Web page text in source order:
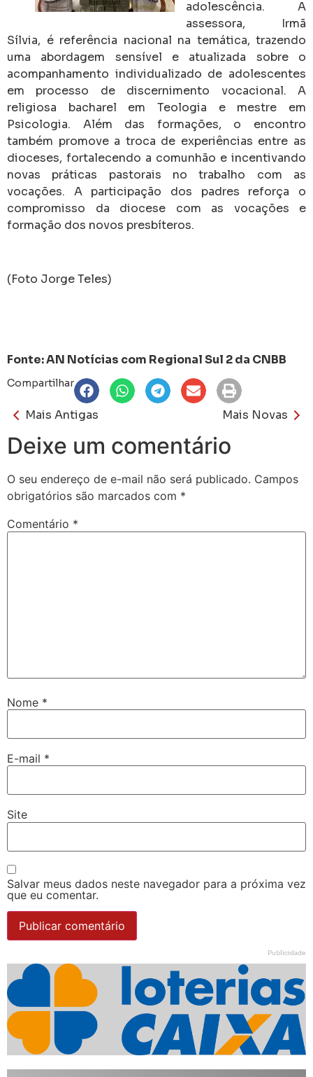
adolescência. A
assessora, Irmã
Sílvia, é referência nacional na temática, trazendo
uma abordagem sensível e atualizada sobre o
acompanhamento individualizado de adolescentes
em processo de discernimento vocacional. A
religiosa bacharel em Teologia e mestre em
Psicologia. Além das formações, o encontro
também promove a troca de experiências entre as
dioceses, fortalecendo a comunhão e incentivando
novas práticas pastorais no trabalho com as
vocações. A participação dos padres reforça o
compromisso da diocese com as vocações e
formação dos novos presbíteros.
(Foto Jorge Teles)
Fonte: AN Notícias com Regional Sul 2 da CNBB
Compartilhar
Mais Antigas Mais Novas
Deixe um comentário
O seu endereço de e-mail não será publicado. Campos
obrigatórios são marcados com *
Comentário *
Nome *
E-mail *
Site
Salvar meus dados neste navegador para a próxima vez
que eu comentar.
Publicidade